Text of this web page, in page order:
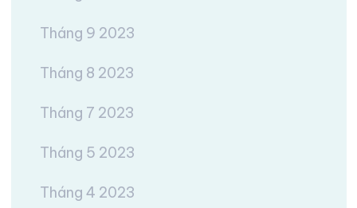
Tháng 9 2023
Tháng 8 2023
Tháng 7 2023
Tháng 5 2023
Tháng 4 2023